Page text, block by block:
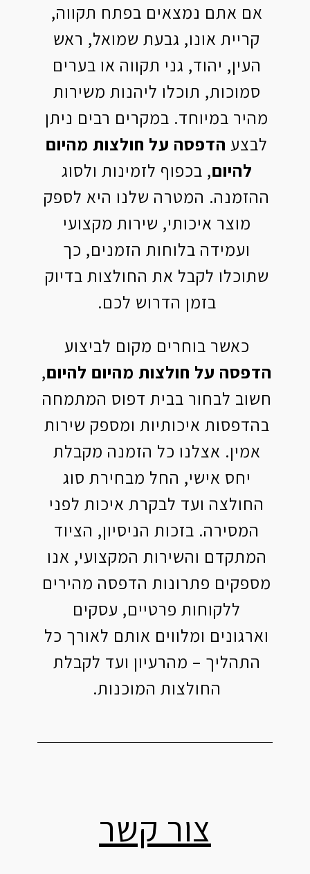
אם אתם נמצאים בפתח תקווה,
קריית אונו, גבעת שמואל, ראש
העין, יהוד, גני תקווה או בערים
סמוכות, תוכלו ליהנות משירות
מהיר במיוחד. במקרים רבים ניתן
לבצע הדפסה על חולצות מהיום
להיום, בכפוף לזמינות ולסוג
ההזמנה. המטרה שלנו היא לספק
מוצר איכותי, שירות מקצועי
ועמידה בלוחות הזמנים, כך
שתוכלו לקבל את החולצות בדיוק
בזמן הדרוש לכם.
כאשר בוחרים מקום לביצוע
הדפסה על חולצות מהיום להיום,
חשוב לבחור בבית דפוס המתמחה
בהדפסות איכותיות ומספק שירות
אמין. אצלנו כל הזמנה מקבלת
יחס אישי, החל מבחירת סוג
החולצה ועד לבקרת איכות לפני
המסירה. בזכות הניסיון, הציוד
המתקדם והשירות המקצועי, אנו
מספקים פתרונות הדפסה מהירים
ללקוחות פרטיים, עסקים
וארגונים ומלווים אותם לאורך כל
התהליך – מהרעיון ועד לקבלת
החולצות המוכנות.
צור קשר